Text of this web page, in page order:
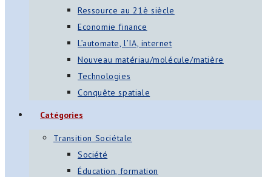
Ressource au 21è siècle
Economie finance
L’automate, l’IA, internet
Nouveau matériau/molécule/matière
Technologies
Conquête spatiale
Catégories
Transition Sociétale
Société
Éducation, formation